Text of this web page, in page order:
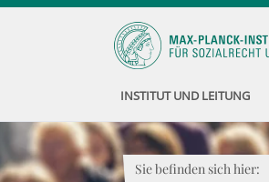
INSTITUT UND LEITUNG
Sie befinden sich hier: